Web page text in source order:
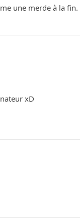
une merde à la fin.
xD